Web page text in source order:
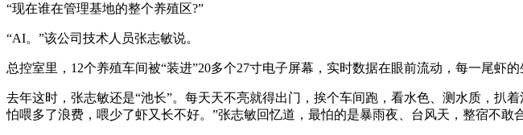
“现在谁在管理基地的整个养殖区?”
“AI。”该公司技术人员张志敏说。
总控室里，12个养殖车间被“装进”20多个27寸电子屏幕，实时数据在眼前流动，每一尾虾的
去年这时，张志敏还是“池长”。每天天不亮就得出门，挨个车间跑，看水色、测水质，扒
怕喂多了浪费，喂少了虾又长不好。”张志敏回忆道，最怕的是暴雨夜、台风天，整宿不敢